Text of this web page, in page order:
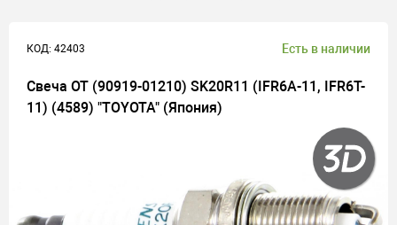
КОД: 42403 Есть в наличии
Свеча ОТ (90919-01210) SK20R11 (IFR6A-11, IFR6T-
11) (4589) "TOYOTA" (Япония)